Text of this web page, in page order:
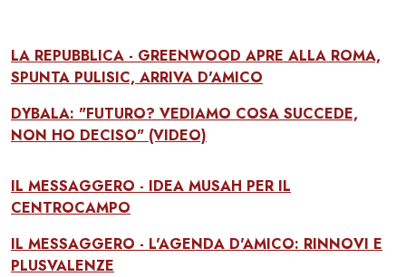
LA REPUBBLICA - GREENWOOD APRE ALLA ROMA,
SPUNTA PULISIC, ARRIVA D'AMICO
DYBALA: "FUTURO? VEDIAMO COSA SUCCEDE,
NON HO DECISO" (VIDEO)
IL MESSAGGERO - IDEA MUSAH PER IL
CENTROCAMPO
IL MESSAGGERO - L'AGENDA D'AMICO: RINNOVI E
PLUSVALENZE